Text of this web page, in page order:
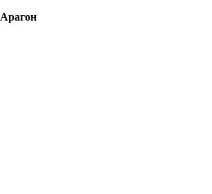
Арагон